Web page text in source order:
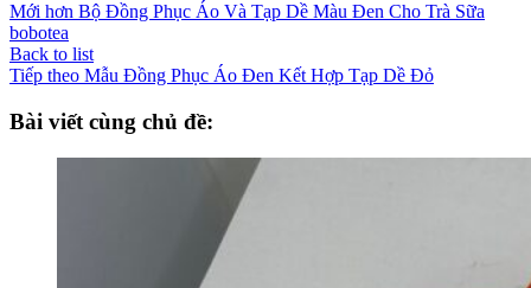
Mới hơn Bộ Đồng Phục Áo Và Tạp Dề Màu Đen Cho Trà Sữa
bobotea
Back to list
Tiếp theo Mẫu Đồng Phục Áo Đen Kết Hợp Tạp Dề Đỏ
Bài viết cùng chủ đề: